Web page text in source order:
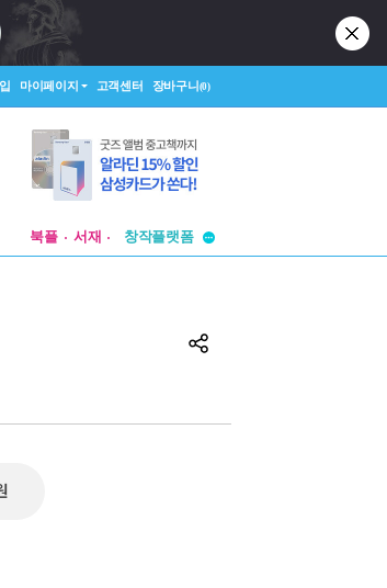
마이페이지 고객센터 장바구니(0)
북플 서재
창작플랫폼
투비컨티뉴드